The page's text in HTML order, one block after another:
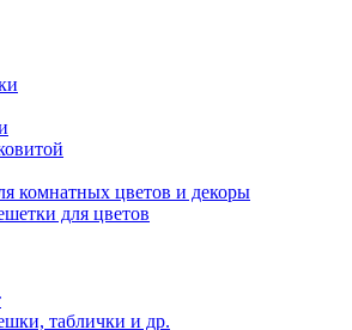
комнатных цветов и декоры
для цветов
таблички и др.